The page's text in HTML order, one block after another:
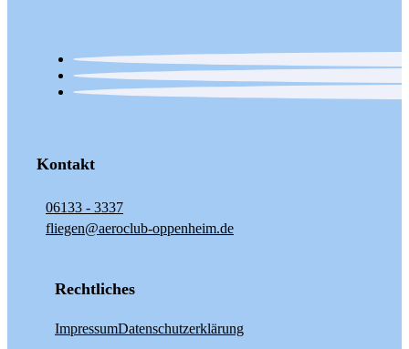
Kontakt
06133 - 3337
fliegen@aeroclub-oppenheim.de
Rechtliches
ImpressumDatenschutzerklärung